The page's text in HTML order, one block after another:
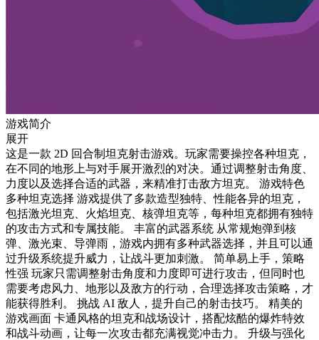
游戏简介
展开
这是一款 2D 回合制坦克射击游戏。玩家需要操控各种坦克，
在不同的地形上与对手展开激烈的对决。通过调整射击角度、
力度以及选择合适的武器，来精准打击敌方坦克。 游戏特色
多种坦克选择 游戏提供了多款造型独特、性能各异的坦克，
包括激光坦克、火焰坦克、核弹坦克等，每种坦克都拥有独特
的攻击方式和专属技能。 丰富的武器系统 从常规炮弹到核
弹、激光束、导弹雨，游戏内拥有多种武器选择，并且可以通
过升级系统提升威力，让战斗更加刺激。 简单易上手，策略
性强 玩家只需调整射击角度和力度即可进行攻击，但同时也
需要考虑风力、地形以及敌方的行动，合理选择攻击策略，才
能获得胜利。 挑战 AI 敌人，提升自己的射击技巧。 精美的
游戏画面 卡通风格的坦克和战场设计，搭配炫酷的爆炸特效
和战斗动画，让每一次攻击都充满视觉冲击力。 升级与强化